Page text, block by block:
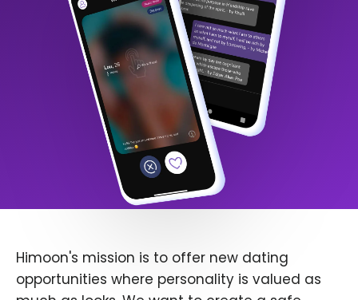
Himoon's mission is to offer new dating
opportunities where personality is valued as